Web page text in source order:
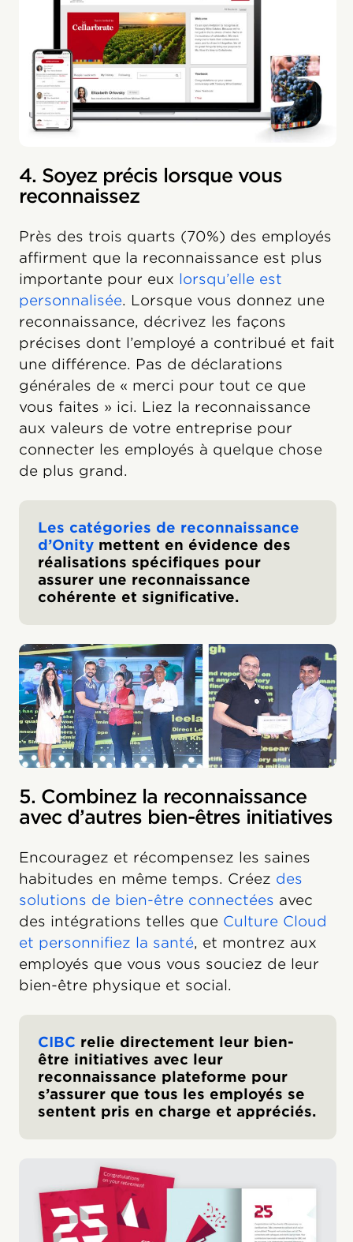
4. Soyez précis lorsque vous
reconnaissez
Près des trois quarts (70%) des employés
affirment que la reconnaissance est plus
importante pour eux lorsqu’elle est
personnalisée. Lorsque vous donnez une
reconnaissance, décrivez les façons
précises dont l’employé a contribué et fait
une différence. Pas de déclarations
générales de « merci pour tout ce que
vous faites » ici. Liez la reconnaissance
aux valeurs de votre entreprise pour
connecter les employés à quelque chose
de plus grand.
Les catégories de reconnaissance
d’Onity mettent en évidence des
réalisations spécifiques pour
assurer une reconnaissance
cohérente et significative.
5. Combinez la reconnaissance
avec d’autres bien-êtres initiatives
Encouragez et récompensez les saines
habitudes en même temps. Créez des
solutions de bien-être connectées avec
des intégrations telles que Culture Cloud
et personnifiez la santé, et montrez aux
employés que vous vous souciez de leur
bien-être physique et social.
CIBC relie directement leur bien-
être initiatives avec leur
reconnaissance plateforme pour
s’assurer que tous les employés se
sentent pris en charge et appréciés.